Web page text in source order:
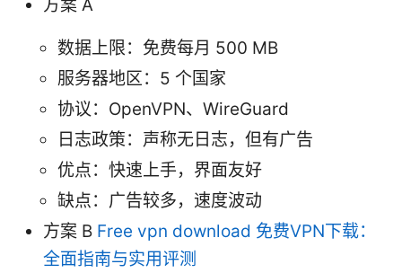
方案 A
数据上限：免费每月 500 MB
服务器地区：5 个国家
协议：OpenVPN、WireGuard
日志政策：声称无日志，但有广告
优点：快速上手，界面友好
缺点：广告较多，速度波动
方案 B Free vpn download 免费VPN下载：
全面指南与实用评测